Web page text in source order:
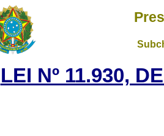
LEI Nº 11.930,